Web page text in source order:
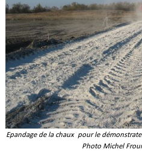
Epandage de la chaux pour le
Photo Michel